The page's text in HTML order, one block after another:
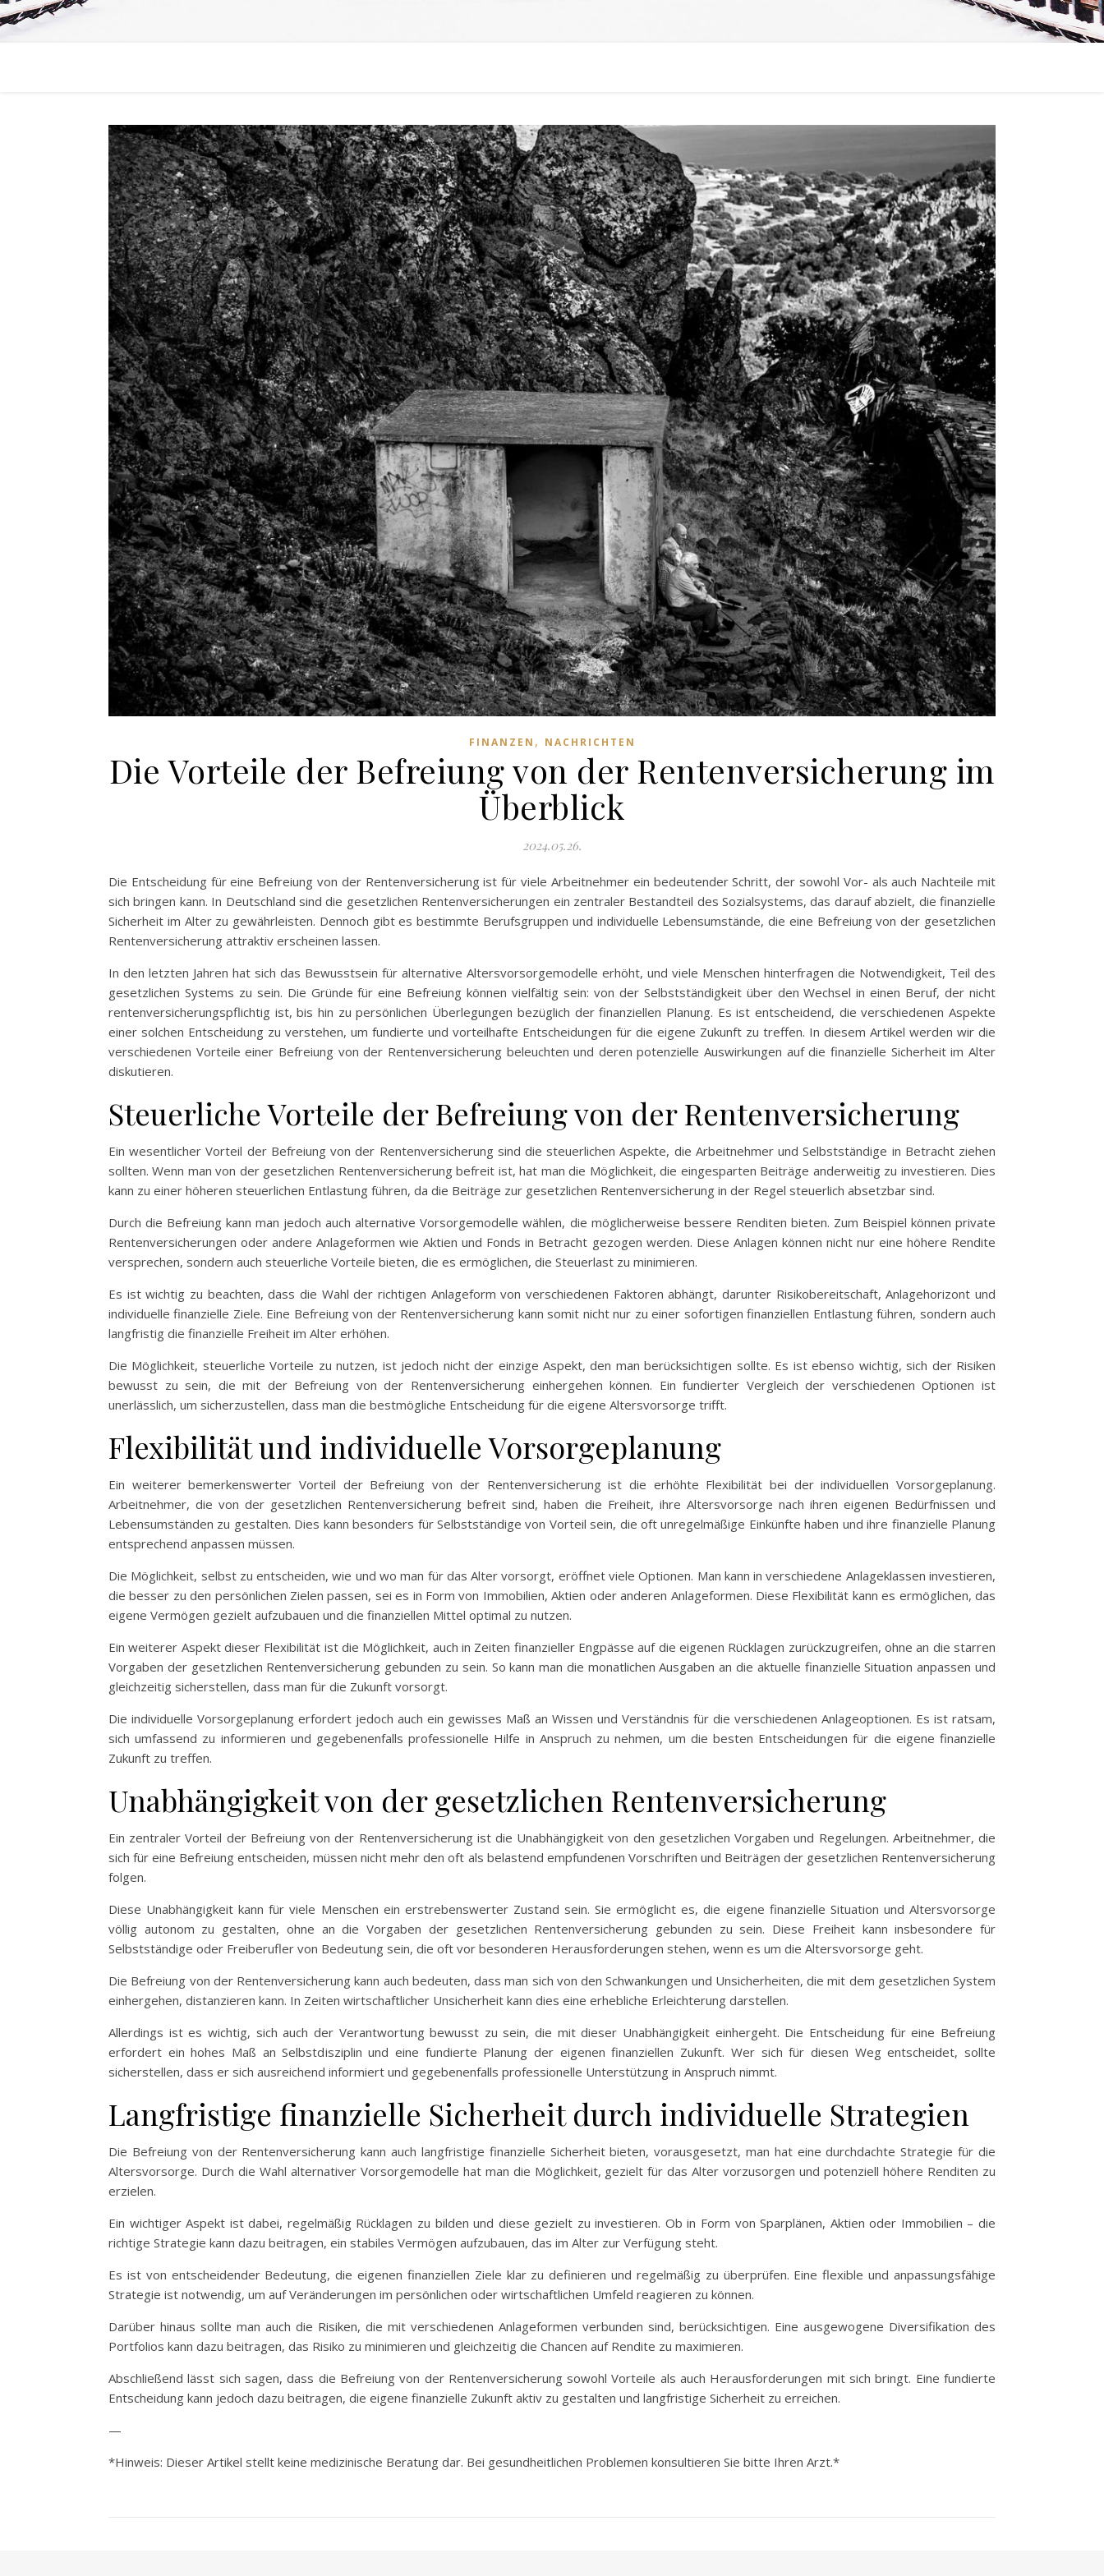
FINANZEN , NACHRICHTEN
Die Vorteile der Befreiung von der Rentenversicherung im
Überblick
2024.05.26.
Die Entscheidung für eine Befreiung von der Rentenversicherung ist für viele Arbeitnehmer ein bedeutender Schritt, der sowohl Vor- als auch Nachteile mit
sich bringen kann. In Deutschland sind die gesetzlichen Rentenversicherungen ein zentraler Bestandteil des Sozialsystems, das darauf abzielt, die finanzielle
Sicherheit im Alter zu gewährleisten. Dennoch gibt es bestimmte Berufsgruppen und individuelle Lebensumstände, die eine Befreiung von der gesetzlichen
Rentenversicherung attraktiv erscheinen lassen.
In den letzten Jahren hat sich das Bewusstsein für alternative Altersvorsorgemodelle erhöht, und viele Menschen hinterfragen die Notwendigkeit, Teil des
gesetzlichen Systems zu sein. Die Gründe für eine Befreiung können vielfältig sein: von der Selbstständigkeit über den Wechsel in einen Beruf, der nicht
rentenversicherungspflichtig ist, bis hin zu persönlichen Überlegungen bezüglich der finanziellen Planung. Es ist entscheidend, die verschiedenen Aspekte
einer solchen Entscheidung zu verstehen, um fundierte und vorteilhafte Entscheidungen für die eigene Zukunft zu treffen. In diesem Artikel werden wir die
verschiedenen Vorteile einer Befreiung von der Rentenversicherung beleuchten und deren potenzielle Auswirkungen auf die finanzielle Sicherheit im Alter
diskutieren.
Steuerliche Vorteile der Befreiung von der Rentenversicherung
Ein wesentlicher Vorteil der Befreiung von der Rentenversicherung sind die steuerlichen Aspekte, die Arbeitnehmer und Selbstständige in Betracht ziehen
sollten. Wenn man von der gesetzlichen Rentenversicherung befreit ist, hat man die Möglichkeit, die eingesparten Beiträge anderweitig zu investieren. Dies
kann zu einer höheren steuerlichen Entlastung führen, da die Beiträge zur gesetzlichen Rentenversicherung in der Regel steuerlich absetzbar sind.
Durch die Befreiung kann man jedoch auch alternative Vorsorgemodelle wählen, die möglicherweise bessere Renditen bieten. Zum Beispiel können private
Rentenversicherungen oder andere Anlageformen wie Aktien und Fonds in Betracht gezogen werden. Diese Anlagen können nicht nur eine höhere Rendite
versprechen, sondern auch steuerliche Vorteile bieten, die es ermöglichen, die Steuerlast zu minimieren.
Es ist wichtig zu beachten, dass die Wahl der richtigen Anlageform von verschiedenen Faktoren abhängt, darunter Risikobereitschaft, Anlagehorizont und
individuelle finanzielle Ziele. Eine Befreiung von der Rentenversicherung kann somit nicht nur zu einer sofortigen finanziellen Entlastung führen, sondern auch
langfristig die finanzielle Freiheit im Alter erhöhen.
Die Möglichkeit, steuerliche Vorteile zu nutzen, ist jedoch nicht der einzige Aspekt, den man berücksichtigen sollte. Es ist ebenso wichtig, sich der Risiken
bewusst zu sein, die mit der Befreiung von der Rentenversicherung einhergehen können. Ein fundierter Vergleich der verschiedenen Optionen ist
unerlässlich, um sicherzustellen, dass man die bestmögliche Entscheidung für die eigene Altersvorsorge trifft.
Flexibilität und individuelle Vorsorgeplanung
Ein weiterer bemerkenswerter Vorteil der Befreiung von der Rentenversicherung ist die erhöhte Flexibilität bei der individuellen Vorsorgeplanung.
Arbeitnehmer, die von der gesetzlichen Rentenversicherung befreit sind, haben die Freiheit, ihre Altersvorsorge nach ihren eigenen Bedürfnissen und
Lebensumständen zu gestalten. Dies kann besonders für Selbstständige von Vorteil sein, die oft unregelmäßige Einkünfte haben und ihre finanzielle Planung
entsprechend anpassen müssen.
Die Möglichkeit, selbst zu entscheiden, wie und wo man für das Alter vorsorgt, eröffnet viele Optionen. Man kann in verschiedene Anlageklassen investieren,
die besser zu den persönlichen Zielen passen, sei es in Form von Immobilien, Aktien oder anderen Anlageformen. Diese Flexibilität kann es ermöglichen, das
eigene Vermögen gezielt aufzubauen und die finanziellen Mittel optimal zu nutzen.
Ein weiterer Aspekt dieser Flexibilität ist die Möglichkeit, auch in Zeiten finanzieller Engpässe auf die eigenen Rücklagen zurückzugreifen, ohne an die starren
Vorgaben der gesetzlichen Rentenversicherung gebunden zu sein. So kann man die monatlichen Ausgaben an die aktuelle finanzielle Situation anpassen und
gleichzeitig sicherstellen, dass man für die Zukunft vorsorgt.
Die individuelle Vorsorgeplanung erfordert jedoch auch ein gewisses Maß an Wissen und Verständnis für die verschiedenen Anlageoptionen. Es ist ratsam,
sich umfassend zu informieren und gegebenenfalls professionelle Hilfe in Anspruch zu nehmen, um die besten Entscheidungen für die eigene finanzielle
Zukunft zu treffen.
Unabhängigkeit von der gesetzlichen Rentenversicherung
Ein zentraler Vorteil der Befreiung von der Rentenversicherung ist die Unabhängigkeit von den gesetzlichen Vorgaben und Regelungen. Arbeitnehmer, die
sich für eine Befreiung entscheiden, müssen nicht mehr den oft als belastend empfundenen Vorschriften und Beiträgen der gesetzlichen Rentenversicherung
folgen.
Diese Unabhängigkeit kann für viele Menschen ein erstrebenswerter Zustand sein. Sie ermöglicht es, die eigene finanzielle Situation und Altersvorsorge
völlig autonom zu gestalten, ohne an die Vorgaben der gesetzlichen Rentenversicherung gebunden zu sein. Diese Freiheit kann insbesondere für
Selbstständige oder Freiberufler von Bedeutung sein, die oft vor besonderen Herausforderungen stehen, wenn es um die Altersvorsorge geht.
Die Befreiung von der Rentenversicherung kann auch bedeuten, dass man sich von den Schwankungen und Unsicherheiten, die mit dem gesetzlichen System
einhergehen, distanzieren kann. In Zeiten wirtschaftlicher Unsicherheit kann dies eine erhebliche Erleichterung darstellen.
Allerdings ist es wichtig, sich auch der Verantwortung bewusst zu sein, die mit dieser Unabhängigkeit einhergeht. Die Entscheidung für eine Befreiung
erfordert ein hohes Maß an Selbstdisziplin und eine fundierte Planung der eigenen finanziellen Zukunft. Wer sich für diesen Weg entscheidet, sollte
sicherstellen, dass er sich ausreichend informiert und gegebenenfalls professionelle Unterstützung in Anspruch nimmt.
Langfristige finanzielle Sicherheit durch individuelle Strategien
Die Befreiung von der Rentenversicherung kann auch langfristige finanzielle Sicherheit bieten, vorausgesetzt, man hat eine durchdachte Strategie für die
Altersvorsorge. Durch die Wahl alternativer Vorsorgemodelle hat man die Möglichkeit, gezielt für das Alter vorzusorgen und potenziell höhere Renditen zu
erzielen.
Ein wichtiger Aspekt ist dabei, regelmäßig Rücklagen zu bilden und diese gezielt zu investieren. Ob in Form von Sparplänen, Aktien oder Immobilien – die
richtige Strategie kann dazu beitragen, ein stabiles Vermögen aufzubauen, das im Alter zur Verfügung steht.
Es ist von entscheidender Bedeutung, die eigenen finanziellen Ziele klar zu definieren und regelmäßig zu überprüfen. Eine flexible und anpassungsfähige
Strategie ist notwendig, um auf Veränderungen im persönlichen oder wirtschaftlichen Umfeld reagieren zu können.
Darüber hinaus sollte man auch die Risiken, die mit verschiedenen Anlageformen verbunden sind, berücksichtigen. Eine ausgewogene Diversifikation des
Portfolios kann dazu beitragen, das Risiko zu minimieren und gleichzeitig die Chancen auf Rendite zu maximieren.
Abschließend lässt sich sagen, dass die Befreiung von der Rentenversicherung sowohl Vorteile als auch Herausforderungen mit sich bringt. Eine fundierte
Entscheidung kann jedoch dazu beitragen, die eigene finanzielle Zukunft aktiv zu gestalten und langfristige Sicherheit zu erreichen.
—
*Hinweis: Dieser Artikel stellt keine medizinische Beratung dar. Bei gesundheitlichen Problemen konsultieren Sie bitte Ihren Arzt.*